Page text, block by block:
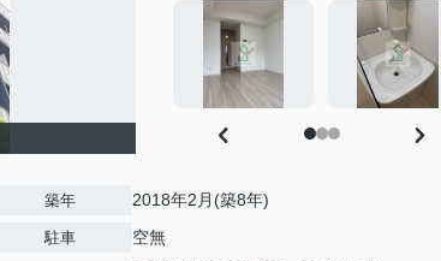
築年 2018年2月(築8年)
駐車 空無